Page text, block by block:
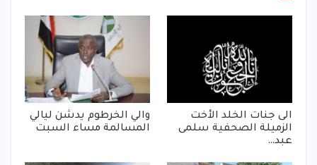
الى جنات الخلد الأخت
الزميلة الصحفية سلمى
عبد…
والي الخرطوم يدشن ليالي
المسالمة مساء السبت